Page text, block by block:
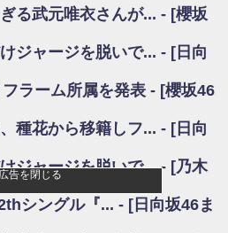
向坂46】富田鈴花1st写真集、発売記念記者
日向坂46】河田陽菜卒業の影響、ガチでデ
ス・情報・話題をピックアップ / れなッ
理子、8/6「ラヴィット！」水曜スタジオ出
【櫻坂46】田村保乃だけジャージを脱いで
向坂46】若林さん「笑えないぐらい師匠だ
の様子がこちら！【激レアさん】
日向坂46】情報解禁前で言えない！？丹生
向坂46】この月、何かあるのか！？『お
る武元唯衣さんが... - [櫻坂
ジャージを脱いで... - [日向
ラーム所属を発表 - [櫻坂46
種花から移籍しフ... - [日向
ジャージを脱いで... - [乃木
シングル『... - [日向坂46ま
広告を閉じる